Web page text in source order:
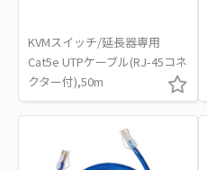
KVMスイッチ/延長器専用
Cat5e UTPケーブル(RJ-45コネ
クター付),50m